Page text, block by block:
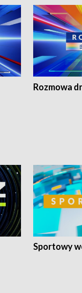
Rozmowa
Sportowy